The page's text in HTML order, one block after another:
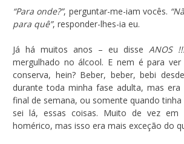
“Para onde?”, perguntar-me-iam vocês.
para quê”, responder-lhes-ia eu.
Já há muitos anos – eu disse ANOS
mergulhado no álcool. E nem é para
conserva, hein? Beber, beber, bebi
durante toda minha fase adulta, mas era
final de semana, ou somente quando
sei lá, essas coisas. Muito de vez em
homérico, mas isso era mais exceção do